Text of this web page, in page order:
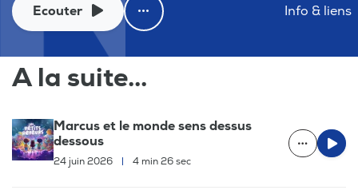
Ecouter Info & liens
A la suite...
Marcus et le monde sens dessus
dessous
24 juin 2026 | 4 min 26 sec